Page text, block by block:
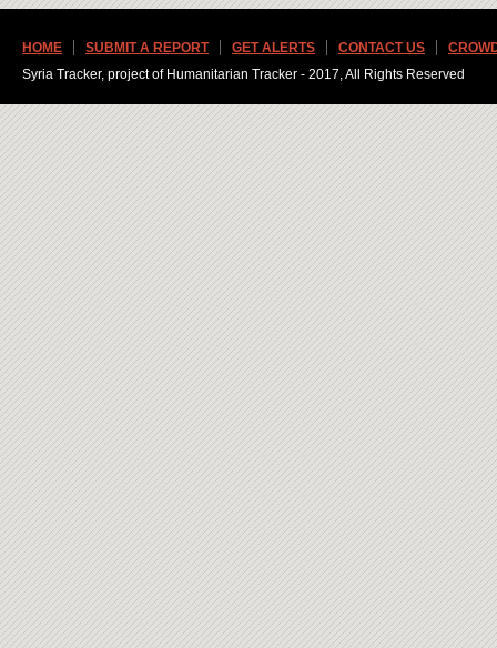
HOME SUBMIT A REPORT GET ALERTS CONTACT US
Syria Tracker, project of Humanitarian Tracker - 2017, All Rights Reserved